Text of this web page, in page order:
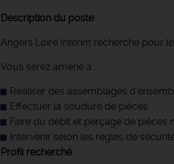
Description du poste
Angers Loire Intérim recherche pour
Vous serez amené à :
Réaliser des assemblages
Effectuer la soudure de pièces
Faire du débit et perçage de pièces
Intervenir selon les règles de
Profil recherché